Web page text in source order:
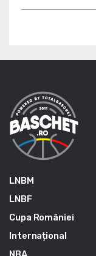
LNBM
LNBF
Cupa României
Internațional